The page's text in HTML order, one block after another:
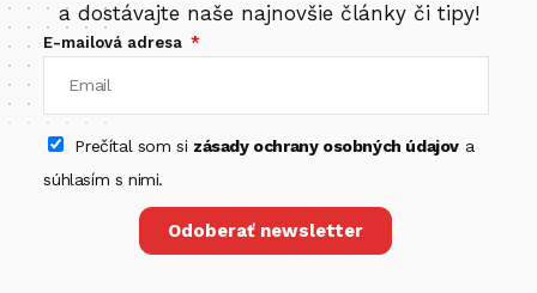
a dostávajte naše najnovšie články či tipy!
E-mailová adresa
Prečítal som si zásady ochrany osobných údajova
súhlasím s nimi.
Odoberať newsletter